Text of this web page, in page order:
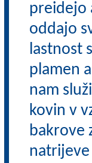
preidejo
oddajo
lastnost
plamen
nam
kovin v
bakrove